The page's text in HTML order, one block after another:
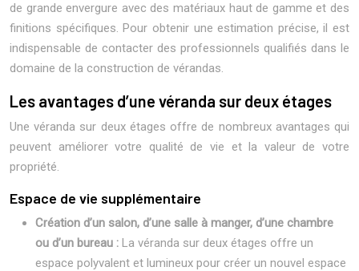
de grande envergure avec des matériaux haut de gamme et des
finitions spécifiques. Pour obtenir une estimation précise, il est
indispensable de contacter des professionnels qualifiés dans le
domaine de la construction de vérandas.
Les avantages d’une véranda sur deux étages
Une véranda sur deux étages offre de nombreux avantages qui
peuvent améliorer votre qualité de vie et la valeur de votre
propriété.
Espace de vie supplémentaire
Création d’un salon, d’une salle à manger, d’une chambre
ou d’un bureau : La véranda sur deux étages offre un
espace polyvalent et lumineux pour créer un nouvel espace